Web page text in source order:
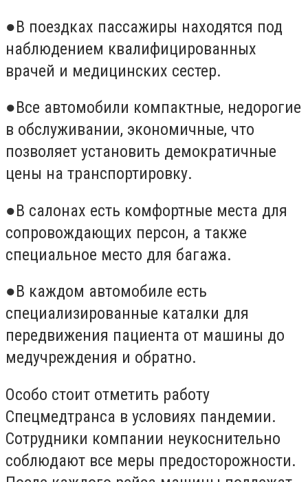
●В поездках пассажиры находятся под
наблюдением квалифицированных
врачей и медицинских сестер.
●Все автомобили компактные, недорогие
в обслуживании, экономичные, что
позволяет установить демократичные
цены на транспортировку.
●В салонах есть комфортные места для
сопровождающих персон, а также
специальное место для багажа.
●В каждом автомобиле есть
специализированные каталки для
передвижения пациента от машины до
медучреждения и обратно.
Особо стоит отметить работу
Спецмедтранса в условиях пандемии.
Сотрудники компании неукоснительно
соблюдают все меры предосторожности.